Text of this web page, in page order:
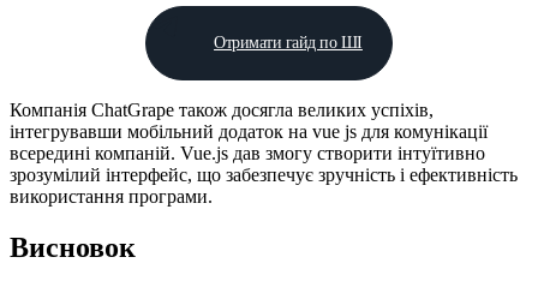
Отримати гайд по ШІ
Компанія ChatGrape також досягла великих успіхів,
інтегрувавши мобільний додаток на vue js для комунікації
всередині компаній. Vue.js дав змогу створити інтуїтивно
зрозумілий інтерфейс, що забезпечує зручність і ефективність
використання програми.
Висновок